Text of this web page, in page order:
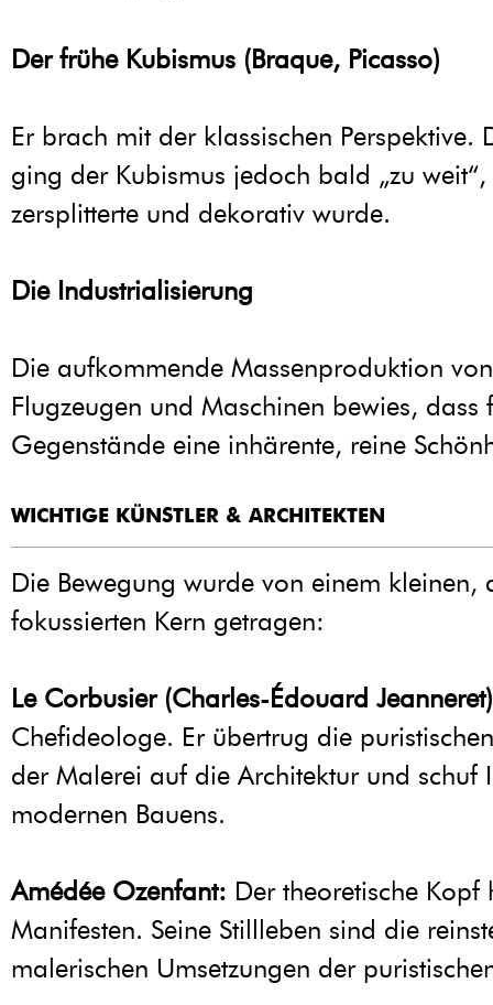
Der frühe Kubismus (Braque, Picasso)
Er brach mit der klassischen Perspektive.
ging der Kubismus jedoch bald „zu
zersplitterte und dekorativ wurde.
Die Industrialisierung
Die aufkommende Massenproduktion
Flugzeugen und Maschinen bewies, dass
Gegenstände eine inhärente, reine
WICHTIGE KÜNSTLER & ARCHITEKTEN
Die Bewegung wurde von einem kleinen,
fokussierten Kern getragen:
Le Corbusier (Charles-Édouard Jeanneret)
Chefideologe. Er übertrug die
der Malerei auf die Architektur und schuf
modernen Bauens.
Amédée Ozenfant: Der theoretische Kopf
Manifesten. Seine Stillleben sind die
malerischen Umsetzungen der